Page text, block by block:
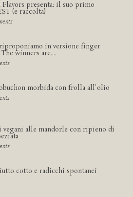
Flavors presenta: il suo primo
(e raccolta)
in versione finger
winners are....
morbida con frolla all'olio
vegani alle mandorle con ripieno di
cotto e radicchi spontanei